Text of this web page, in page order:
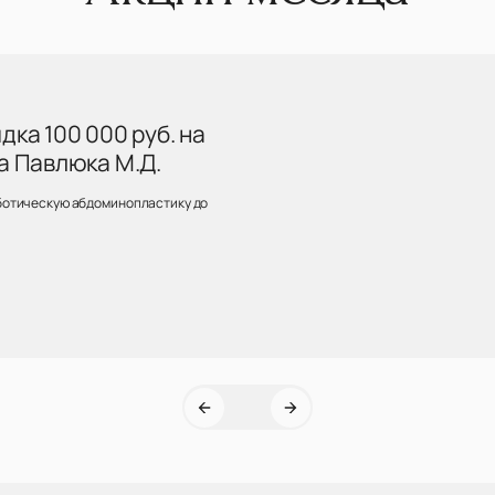
100 000 руб. на
Павлюка М.Д.
абдоминопластику до